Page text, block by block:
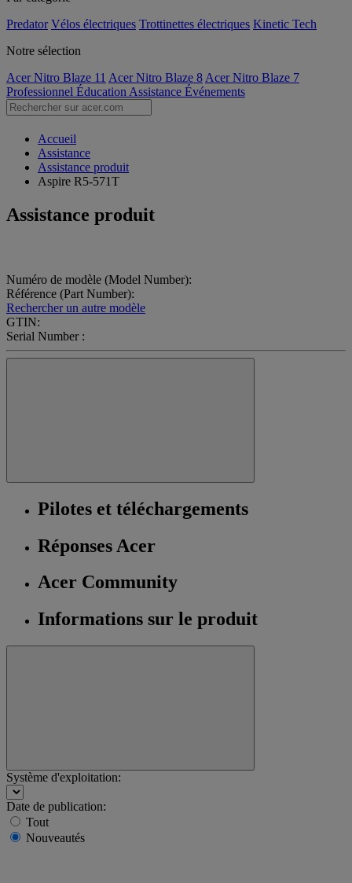
Predator Vélos électriques Trottinettes électriques Kinetic Tech
Notre sélection
Acer Nitro Blaze 11 Acer Nitro Blaze 8 Acer Nitro Blaze 7
Professionnel Éducation Assistance Événements
Accueil
Assistance
Assistance produit
Aspire R5-571T
Assistance produit
Numéro de modèle (Model Number):
Référence (Part Number):
Rechercher un autre modèle
GTIN:
Serial Number :
Pilotes et téléchargements
Réponses Acer
Acer Community
Informations sur le produit
Système d'exploitation:
Date de publication:
Tout
Nouveautés